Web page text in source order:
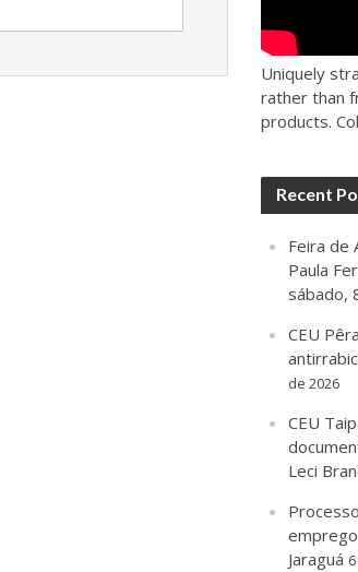
Uniquely
rather than
products.
Recent
Feira de
Paula
sábado,
CEU
de 2026
CEU
Leci
Jaraguá